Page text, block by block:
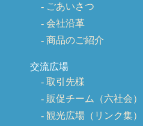
ごあいさつ
会社沿革
商品のご紹介
交流広場
取引先様
販促チーム（六社会）
観光広場（リンク集）